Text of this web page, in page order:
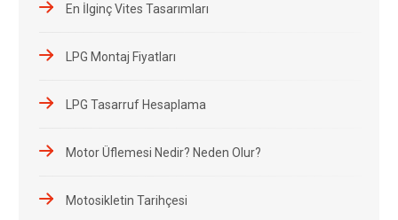
En İlginç Vites Tasarımları
LPG Montaj Fiyatları
LPG Tasarruf Hesaplama
Motor Üflemesi Nedir? Neden Olur?
Motosikletin Tarihçesi